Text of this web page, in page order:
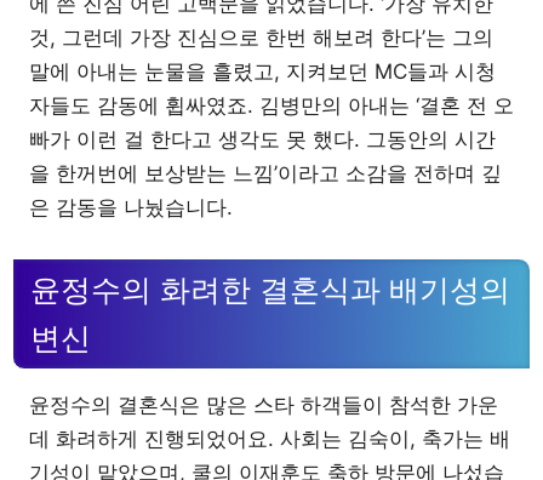
것, 그런데 가장 진심으로 한번 해보려 한다’는 그의
말에 아내는 눈물을 흘렸고, 지켜보던 MC들과 시청
자들도 감동에 휩싸였죠. 김병만의 아내는 ‘결혼 전 오
빠가 이런 걸 한다고 생각도 못 했다. 그동안의 시간
을 한꺼번에 보상받는 느낌’이라고 소감을 전하며 깊
은 감동을 나눴습니다.
윤정수의 화려한 결혼식과 배기성의
변신
윤정수의 결혼식은 많은 스타 하객들이 참석한 가운
데 화려하게 진행되었어요. 사회는 김숙이, 축가는 배
기성이 맡았으며, 쿨의 이재훈도 축하 방문에 나섰습